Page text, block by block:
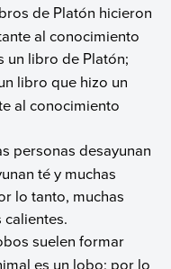
de Platón hicieron
al conocimiento
un libro de Platón;
libro que hizo un
al conocimiento
personas desayunan
té y muchas
lo tanto, muchas
suelen formar
es un lobo; por lo